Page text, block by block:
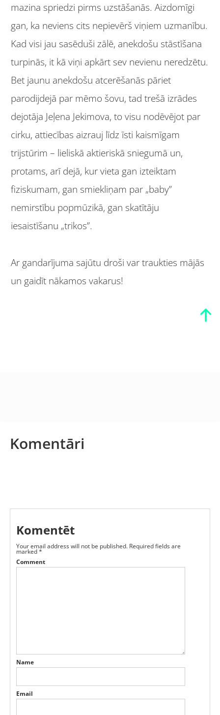
mazina spriedzi pirms uzstāšanās. Aizdomīgi
gan, ka neviens cits nepievērš viņiem uzmanību.
Kad visi jau sasēduši zālē, anekdošu stāstīšana
turpinās, it kā viņi apkārt sev nevienu neredzētu.
Bet jaunu anekdošu atcerēšanās pāriet
parodijdejā par mēmo šovu, tad trešā izrādes
dejotāja Jeļena Jekimova, to visu nodēvējot par
cirku, attiecības aizrauj līdz īsti kaismīgam
trijstūrim – lieliskā aktieriskā sniegumā un,
protams, arī dejā, kur vieta gan izteiktam
fiziskumam, gan smiekliņam par „baby”
nemirstību popmūzikā, gan skatītāju
iesaistīšanu „trikos”.
Ar gandarījuma sajūtu droši var traukties mājās
un gaidīt nākamos vakarus!
Komentāri
Komentēt
Your email address will not be published. Required fields are
marked*
Comment
Name
Email